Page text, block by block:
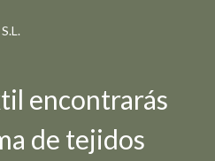
encontrarás
de tejidos